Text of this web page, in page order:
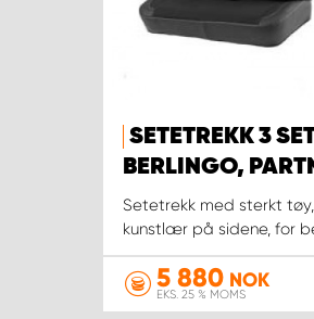
SETETREKK 3
BERLINGO,
Setetrekk med sterkt
kunstlær på sidene, for
5 880 NOK
EKS. 25 % MOMS